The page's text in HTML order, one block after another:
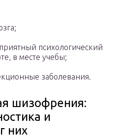
психологический
в месте учебы;
заболевания.
шизофрения:
и
них